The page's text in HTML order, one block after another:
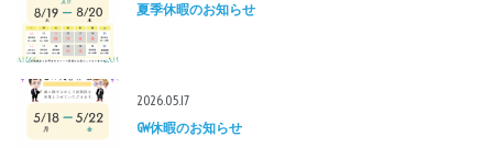
夏季休暇のお知らせ
2026.05.17
GW休暇のお知らせ